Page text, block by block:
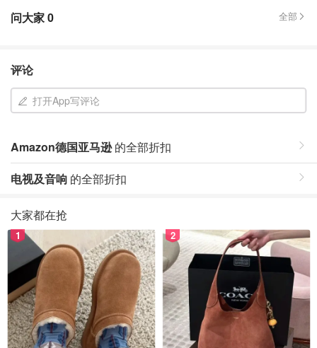
问大家0 全部
评论
打开App写评论
Amazon德国亚马逊的全部折扣
电视及音响 的全部折扣
大家都在抢
1 2